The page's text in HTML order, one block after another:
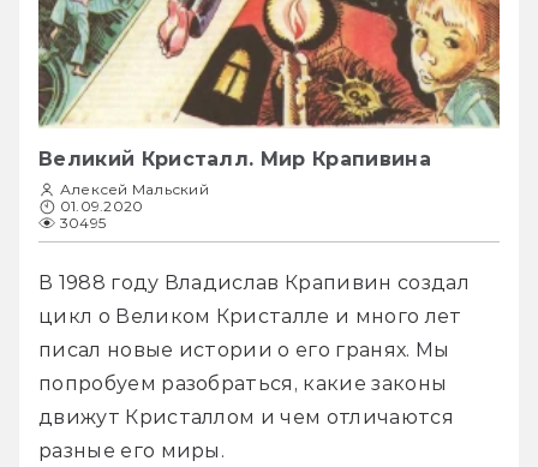
Великий Кристалл. Мир Крапивина
Алексей Мальский
01.09.2020
30495
В 1988 году Владислав Крапивин создал
цикл о Великом Кристалле и много лет
писал новые истории о его гранях. Мы
попробуем разобраться, какие законы
движут Кристаллом и чем отличаются
разные его миры.